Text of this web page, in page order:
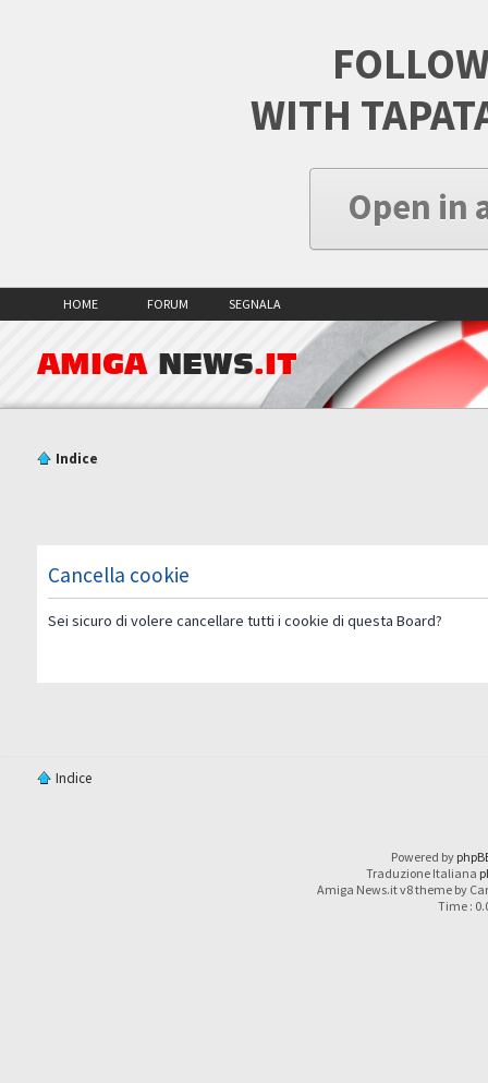
WITH
Open in
HOME FORUM SEGNALA
AMIGA NEWS.IT
Indice
Cancella cookie
Sei sicuro di volere cancellare tutti i cookie di questa Board?
Indice
Powered by
Traduzione Italiana
Amiga News.it v8 theme by
Time :